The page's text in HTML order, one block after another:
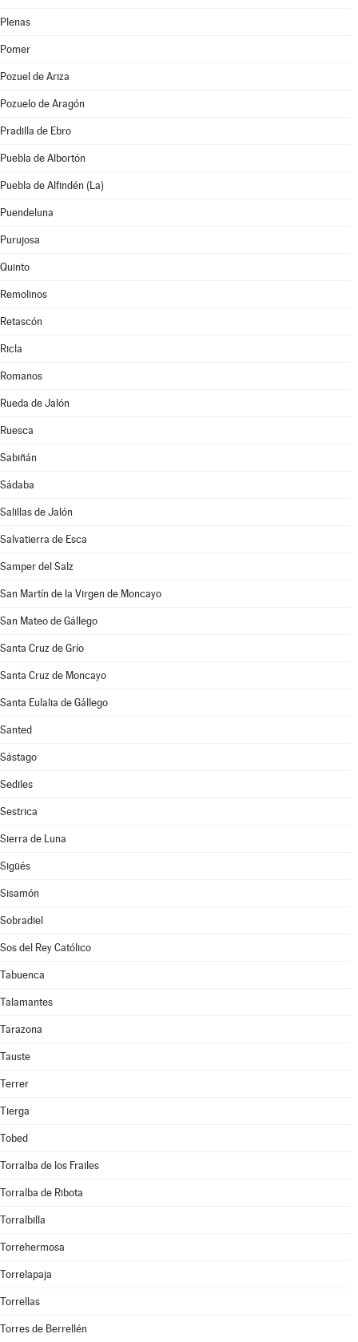
Plenas
Pomer
Pozuel de Ariza
Pozuelo de Aragón
Pradilla de Ebro
Puebla de Albortón
Puebla de Alfindén (La)
Puendeluna
Purujosa
Quinto
Remolinos
Retascón
Ricla
Romanos
Rueda de Jalón
Ruesca
Sabiñán
Sádaba
Salillas de Jalón
Salvatierra de Esca
Samper del Salz
San Martín de la Virgen de Moncayo
San Mateo de Gállego
Santa Cruz de Grío
Santa Cruz de Moncayo
Santa Eulalia de Gállego
Santed
Sástago
Sediles
Sestrica
Sierra de Luna
Sigüés
Sisamón
Sobradiel
Sos del Rey Católico
Tabuenca
Talamantes
Tarazona
Tauste
Terrer
Tierga
Tobed
Torralba de los Frailes
Torralba de Ribota
Torralbilla
Torrehermosa
Torrelapaja
Torrellas
Torres de Berrellén